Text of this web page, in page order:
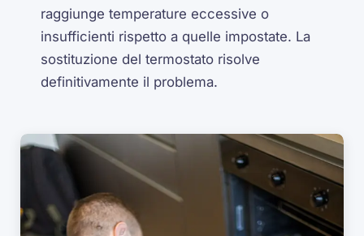
raggiunge temperature eccessive o
insufficienti rispetto a quelle impostate. La
sostituzione del termostato risolve
definitivamente il problema.